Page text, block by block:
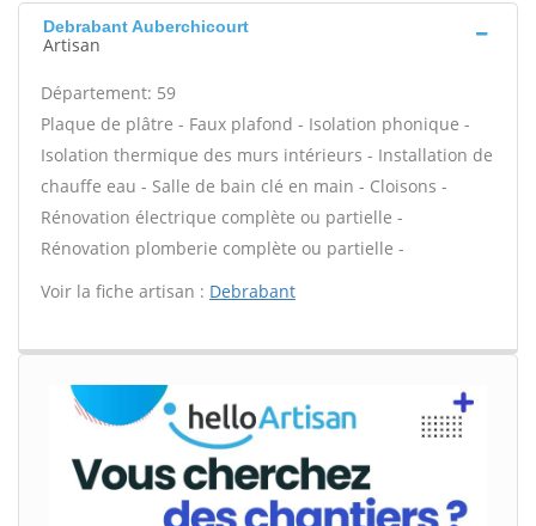
Debrabant Auberchicourt
Artisan
Département: 59
Plaque de plâtre - Faux plafond - Isolation phonique -
Isolation thermique des murs intérieurs - Installation de
chauffe eau - Salle de bain clé en main - Cloisons -
Rénovation électrique complète ou partielle -
Rénovation plomberie complète ou partielle -
Voir la fiche artisan : Debrabant